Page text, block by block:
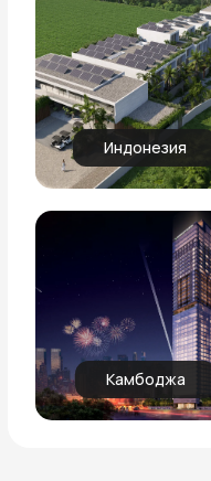
Индонезия
Камбоджа